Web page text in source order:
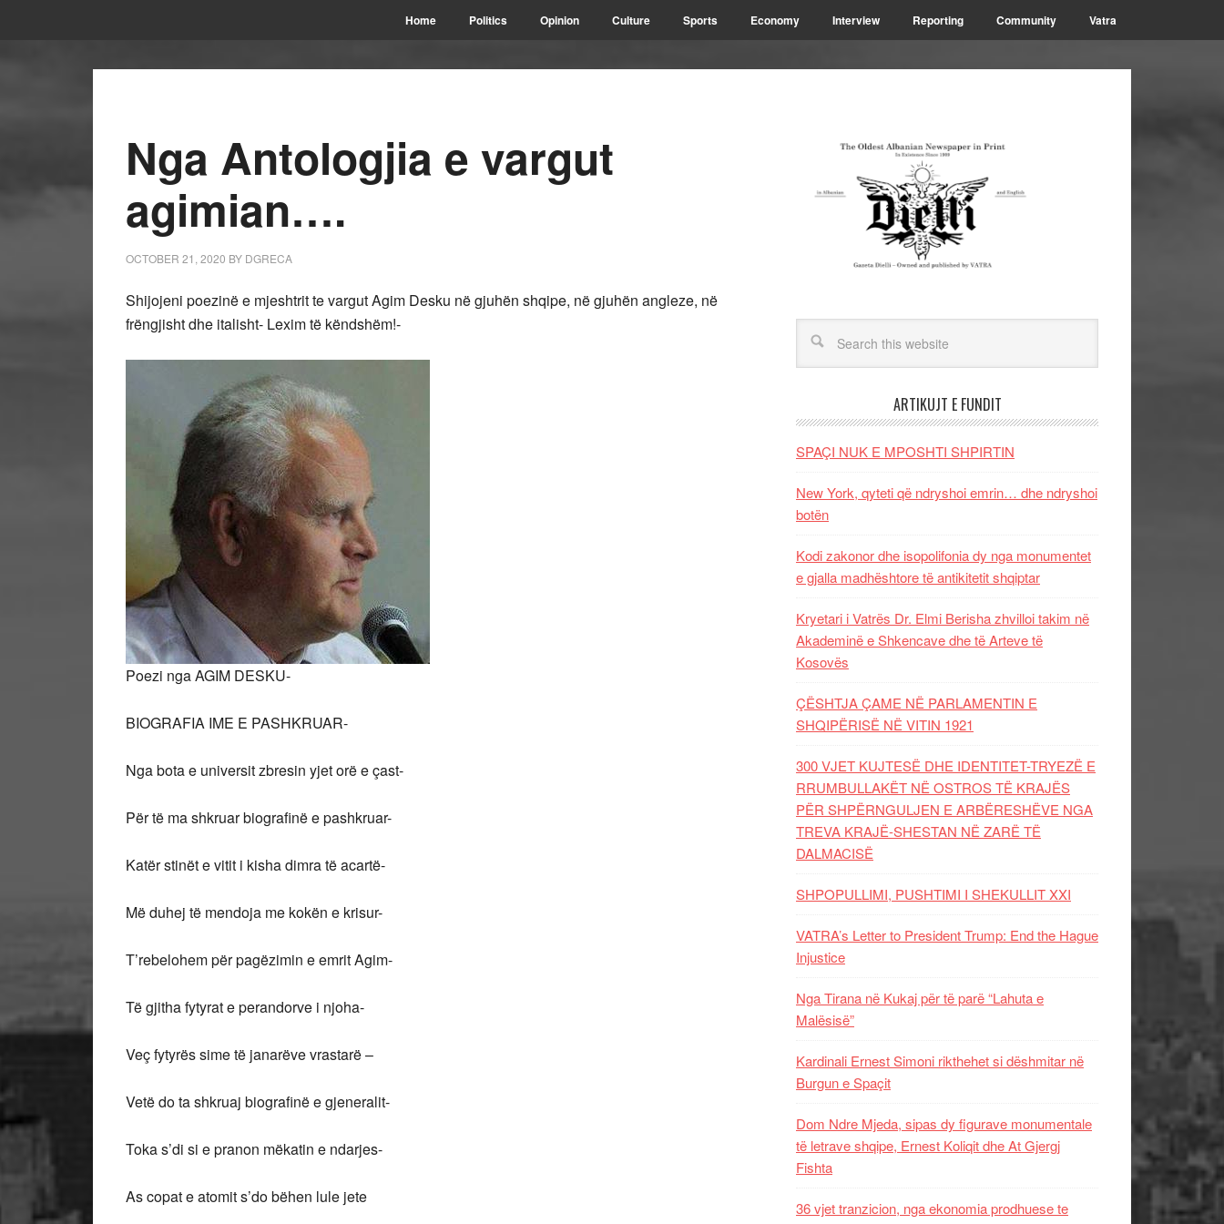
Home Politics Opinion Culture Sports Economy Interview Reporting Community Vatra
Nga Antologjia e vargut
agimian….
OCTOBER 21, 2020 BY DGRECA
Shijojeni poezinë e mjeshtrit te vargut Agim Desku në gjuhën shqipe, në gjuhën angleze, në
frëngjisht dhe italisht- Lexim të këndshëm!-
Poezi nga AGIM DESKU-
BIOGRAFIA IME E PASHKRUAR-
Nga bota e universit zbresin yjet orë e çast-
Për të ma shkruar biografinë e pashkruar-
Katër stinët e vitit i kisha dimra të acartë-
Më duhej të mendoja me kokën e krisur-
T’rebelohem për pagëzimin e emrit Agim-
Të gjitha fytyrat e perandorve i njoha-
Veç fytyrës sime të janarëve vrastarë –
Vetë do ta shkruaj biografinë e gjeneralit-
Toka s’di si e pranon mëkatin e ndarjes-
As copat e atomit s’do bëhen lule jete
ARTIKUJT E FUNDIT
SPAÇI NUK E MPOSHTI SHPIRTIN
New York, qyteti që ndryshoi emrin… dhe ndryshoi
botën
Kodi zakonor dhe isopolifonia dy nga monumentet
e gjalla madhështore të antikitetit shqiptar
Kryetari i Vatrës Dr. Elmi Berisha zhvilloi takim në
Akademinë e Shkencave dhe të Arteve të
Kosovës
ÇËSHTJA ÇAME NË PARLAMENTIN E
SHQIPËRISË NË VITIN 1921
300 VJET KUJTESË DHE IDENTITET-TRYEZË E
RRUMBULLAKËT NË OSTROS TË KRAJËS
PËR SHPËRNGULJEN E ARBËRESHËVE NGA
TREVA KRAJË-SHESTAN NË ZARË TË
DALMACISË
SHPOPULLIMI, PUSHTIMI I SHEKULLIT XXI
VATRA’s Letter to President Trump: End the Hague
Injustice
Nga Tirana në Kukaj për të parë “Lahuta e
Malësisë”
Kardinali Ernest Simoni rikthehet si dëshmitar në
Burgun e Spaçit
Dom Ndre Mjeda, sipas dy figurave monumentale
të letrave shqipe, Ernest Koliqit dhe At Gjergj
Fishta
36 vjet tranzicion, nga ekonomia prodhuese te